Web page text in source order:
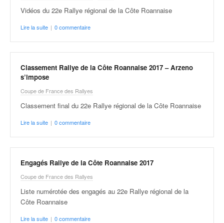
Vidéos du 22e Rallye régional de la Côte Roannaise
Lire la suite | 0 commentaire
Classement Rallye de la Côte Roannaise 2017 – Arzeno
s’impose
Coupe de France des Rallyes
Classement final du 22e Rallye régional de la Côte Roannaise
Lire la suite | 0 commentaire
Engagés Rallye de la Côte Roannaise 2017
Coupe de France des Rallyes
Liste numérotée des engagés au 22e Rallye régional de la
Côte Roannaise
Lire la suite | 0 commentaire